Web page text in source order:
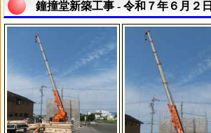
鐘撞堂新築工事 - 令和７年６月２日